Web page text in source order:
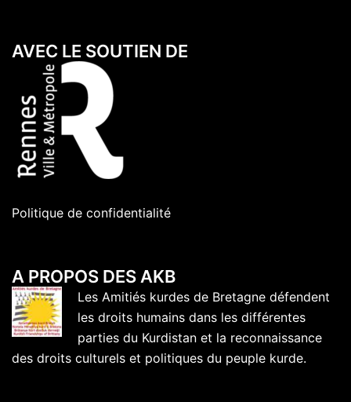
AVEC LE SOUTIEN DE
Politique de confidentialité
A PROPOS DES AKB
Les Amitiés kurdes de Bretagne défendent
les droits humains dans les différentes
parties du Kurdistan et la reconnaissance
des droits culturels et politiques du peuple kurde.